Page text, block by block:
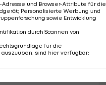
der Seite
und Browser-Attribute für die
Personalisierte Werbung und
sowie Entwicklung
durch Scannen von
für die
sind hier verfügbar: